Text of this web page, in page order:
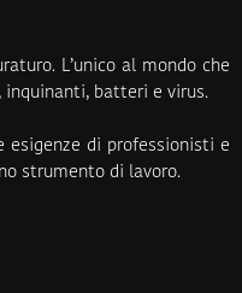
L’unico al mondo che
inquinanti, batteri e virus.
esigenze di professionisti e
strumento di lavoro.